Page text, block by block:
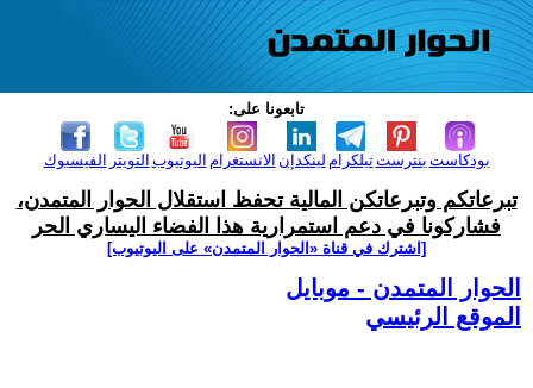
تابعونا على:
الفيسبوك التويتر اليوتيوب الانستغرام لينكدإن تيلكرامبنترست بودكاست
تبرعاتكم وتبرعاتكن المالية تحفظ استقلال الحوار المتمدن،
فشاركونا في دعم استمرارية هذا الفضاء اليساري الحر
[اشترك في قناة ‫«الحوار المتمدن» على اليوتيوب]
الحوار المتمدن - موبايل
الموقع الرئيسي